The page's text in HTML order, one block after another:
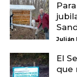
Julián
El
que